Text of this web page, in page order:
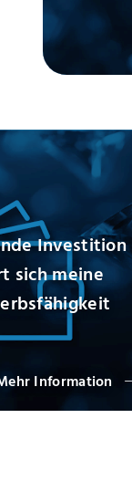
Investition
sich meine
Information